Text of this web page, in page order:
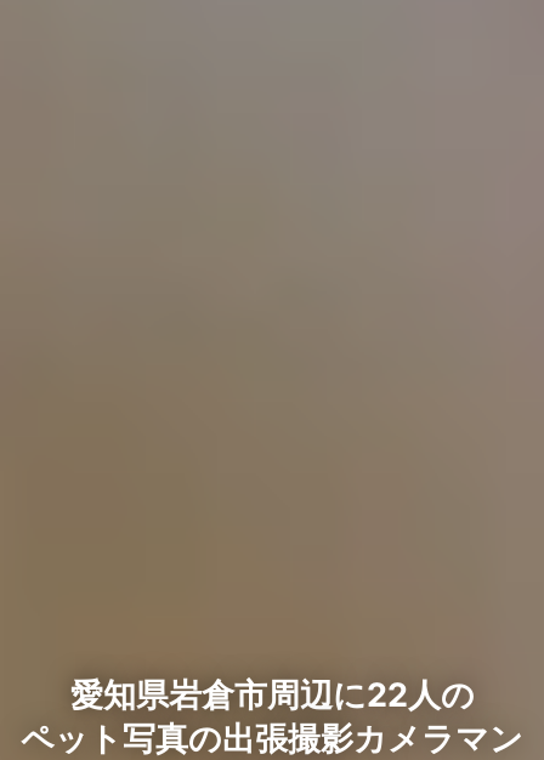
愛知県岩倉市周辺に22人の
ペット写真の出張撮影カメラマン